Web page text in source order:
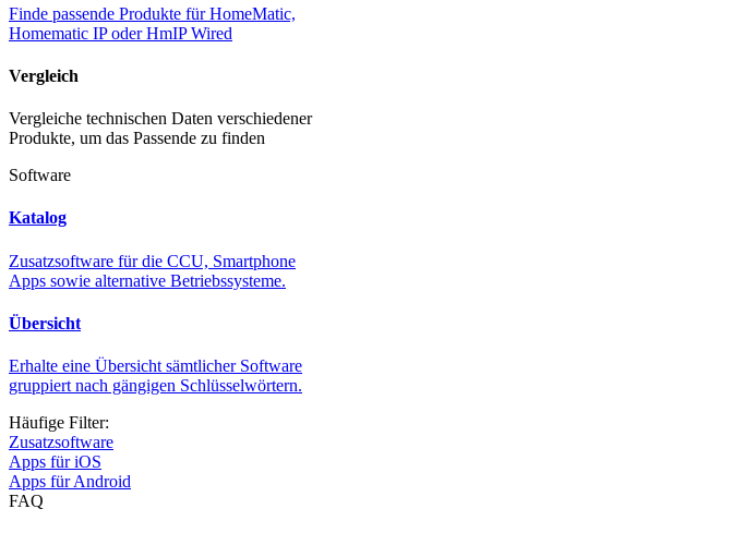
Finde passende Produkte für HomeMatic,
Homematic IP oder HmIP Wired
Vergleich
Vergleiche technischen Daten verschiedener
Produkte, um das Passende zu finden
Software
Katalog
Zusatzsoftware für die CCU, Smartphone
Apps sowie alternative Betriebssysteme.
Übersicht
Erhalte eine Übersicht sämtlicher Software
gruppiert nach gängigen Schlüsselwörtern.
Häufige Filter:
Zusatzsoftware
Apps für iOS
Apps für Android
FAQ